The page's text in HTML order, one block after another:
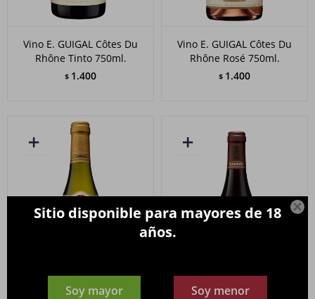

Sitio disponible para mayores de 18
años.
Soy mayor Soy menor
Vino E. GUIGAL Côtes Du
Rhône Tinto 750ml.
$ 1.400
Vino E. GUIGAL Côtes Du
Rhône Rosé 750ml.
$ 1.400